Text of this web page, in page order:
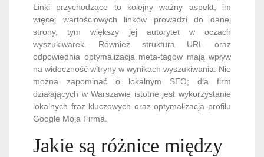
Linki przychodzące to kolejny ważny aspekt; im
więcej wartościowych linków prowadzi do danej
strony, tym większy jej autorytet w oczach
wyszukiwarek. Również struktura URL oraz
odpowiednia optymalizacja meta-tagów mają wpływ
na widoczność witryny w wynikach wyszukiwania. Nie
można zapominać o lokalnym SEO; dla firm
działających w Warszawie istotne jest wykorzystanie
lokalnych fraz kluczowych oraz optymalizacja profilu
Google Moja Firma.
Jakie są różnice między